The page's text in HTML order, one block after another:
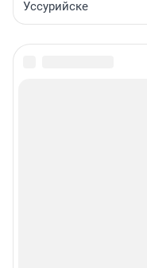
Уссурийске